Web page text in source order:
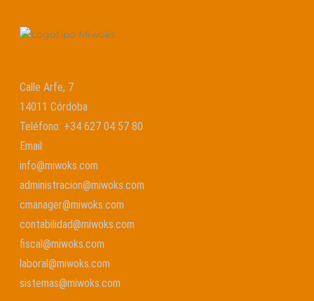
Calle Arfe, 7
14011 Córdoba
Teléfono: +34 627 04 57 80
Email:
info@miwoks.com
administracion@miwoks.com
cmanager@miwoks.com
contabilidad@miwoks.com
fiscal@miwoks.com
laboral@miwoks.com
sistemas@miwoks.com